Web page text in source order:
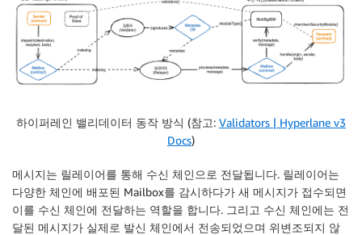
하이퍼레인 밸리데이터 동작 방식 (참고: Validators | Hyperlane v3
Docs)
메시지는 릴레이어를 통해 수신 체인으로 전달됩니다. 릴레이어는
다양한 체인에 배포된 Mailbox를 감시하다가 새 메시지가 접수되면
이를 수신 체인에 전달하는 역할을 합니다. 그리고 수신 체인에는 전
달된 메시지가 실제로 발신 체인에서 전송되었으며 위변조되지 않